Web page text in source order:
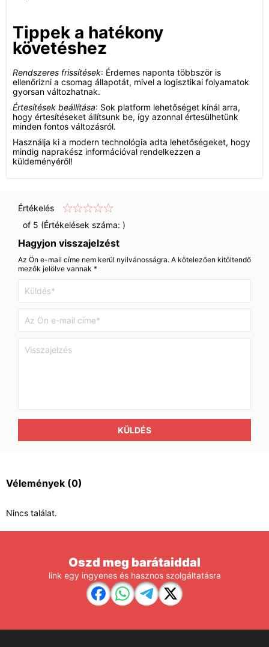
Tippek a hatékony
követéshez
Rendszeres frissítések: Érdemes naponta többször is
ellenőrizni a csomag állapotát, mivel a logisztikai folyamatok
gyorsan változhatnak.
Értesítések beállítása: Sok platform lehetőséget kínál arra,
hogy értesítéseket állítsunk be, így azonnal értesülhetünk
minden fontos változásról.
Használja ki a modern technológia adta lehetőségeket, hogy
mindig naprakész információval rendelkezzen a
küldeményéről!
Értékelés
of 5 (Értékelések száma: )
Hagyjon visszajelzést
Az Ön e-mail címe nem kerül nyilvánosságra. A kötelezően kitöltendő
mezők jelölve vannak *
KÜLDÉS
Vélemények (0)
Nincs találat.
Oszd meg barátaiddal
link egy ingyenes és hasznos szolgáltatásra